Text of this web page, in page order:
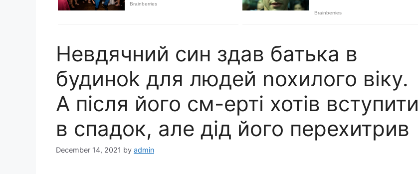
Невдячний син здав батька в
будиноk для людей nохилого віку.
А після його см-ерті хотів вступити
в спадок, але дід його перехитрив
December 14, 2021 by admin